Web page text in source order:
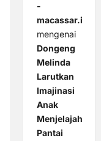
-
macassar.id
mengenai
Dongeng
Melinda
Larutkan
Imajinasi
Anak
Menjelajah
Pantai